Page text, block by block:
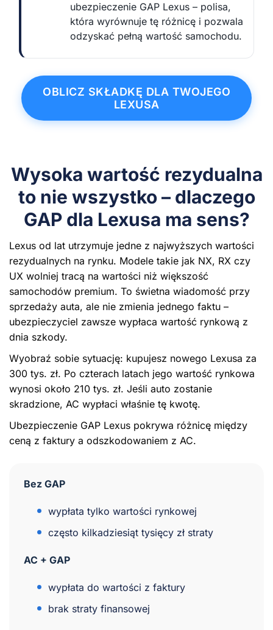
ubezpieczenie GAP Lexus – polisa,
która wyrównuje tę różnicę i pozwala
odzyskać pełną wartość samochodu.
OBLICZ SKŁADKĘ DLA TWOJEGO
LEXUSA
Wysoka wartość rezydualna
to nie wszystko – dlaczego
GAP dla Lexusa ma sens?
Lexus od lat utrzymuje jedne z najwyższych wartości
rezydualnych na rynku. Modele takie jak NX, RX czy
UX wolniej tracą na wartości niż większość
samochodów premium. To świetna wiadomość przy
sprzedaży auta, ale nie zmienia jednego faktu –
ubezpieczyciel zawsze wypłaca wartość rynkową z
dnia szkody.
Wyobraź sobie sytuację: kupujesz nowego Lexusa za
300 tys. zł. Po czterach latach jego wartość rynkowa
wynosi około 210 tys. zł. Jeśli auto zostanie
skradzione, AC wypłaci właśnie tę kwotę.
Ubezpieczenie GAP Lexus pokrywa różnicę między
ceną z faktury a odszkodowaniem z AC.
Bez GAP
wypłata tylko wartości rynkowej
często kilkadziesiąt tysięcy zł straty
AC + GAP
wypłata do wartości z faktury
brak straty finansowej